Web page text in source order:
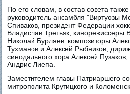
По его словам, в состав совета
руководитель ансамбля "Виртуозы
Спиваков, президент Федерации
Владислав Третьяк, кинорежиссеры
Николай Бурляев, композиторы
Тухманов и Алексей Рыбников,
синодального хора Алексей
Андрис Лиепа.
Заместителем главы Патриаршего
митрополита Крутицкого и